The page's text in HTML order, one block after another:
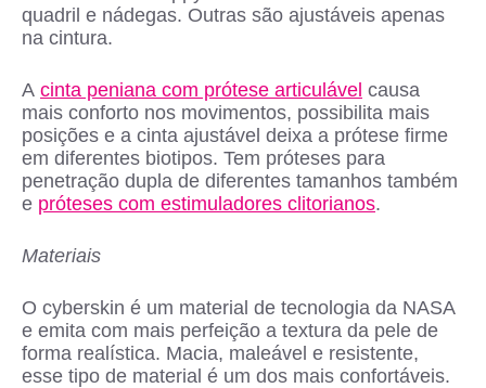
quadril e nádegas. Outras são ajustáveis apenas
na cintura.
A cinta peniana com prótese articulável causa
mais conforto nos movimentos, possibilita mais
posições e a cinta ajustável deixa a prótese firme
em diferentes biotipos. Tem próteses para
penetração dupla de diferentes tamanhos também
e próteses com estimuladores clitorianos.
Materiais
O cyberskin é um material de tecnologia da NASA
e emita com mais perfeição a textura da pele de
forma realística. Macia, maleável e resistente,
esse tipo de material é um dos mais confortáveis.